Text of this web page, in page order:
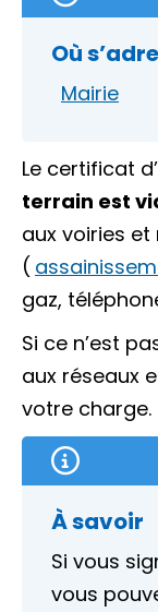
Où
Mairie
Le certificat
terrain est
aux voiries et
(
gaz,
Si ce n’est
aux réseaux
votre charge.
À savoir
Si vous
vous